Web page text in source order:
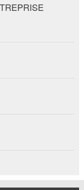
une copie de
une copie de l' e-